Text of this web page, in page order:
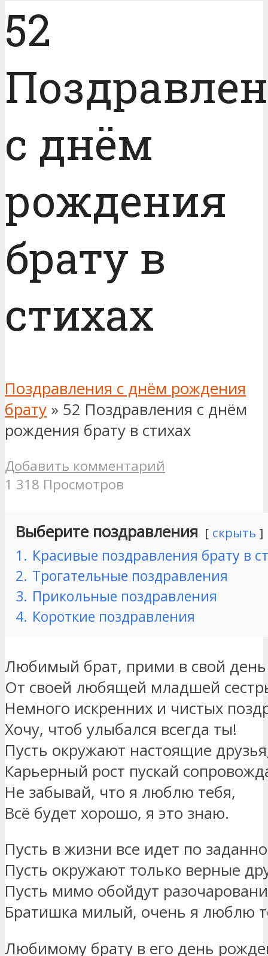
52
с днём
рождения
брату в
стихах
Поздравления с днём рождения
брату » 52 Поздравления с днём
рождения брату в стихах
Добавить комментарий
1 318 Просмотров
Выберите поздравления скрыть
1. Красивые поздравления брату в
2. Трогательные поздравления
3. Прикольные поздравления
4. Короткие поздравления
Любимый брат, прими в свой
От своей любящей младшей
Немного искренних и чистых
Хочу, чтоб улыбался всегда ты!
Пусть окружают настоящие
Карьерный рост пускай
Не забывай, что я люблю тебя,
Всё будет хорошо, я это знаю.
Пусть в жизни все идет по
Пусть окружают только верные
Пусть мимо обойдут
Братишка милый, очень я люблю
Любимому брату в его день